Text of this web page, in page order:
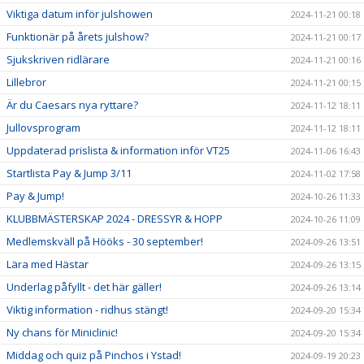
Viktiga datum inför julshowen 2024-11-21 00:18
Funktionär på årets julshow? 2024-11-21 00:17
Sjukskriven ridlärare 2024-11-21 00:16
Lillebror 2024-11-21 00:15
Är du Caesars nya ryttare? 2024-11-12 18:11
Jullovsprogram 2024-11-12 18:11
Uppdaterad prislista & information inför VT25 2024-11-06 16:43
Startlista Pay & Jump 3/11 2024-11-02 17:58
Pay & Jump! 2024-10-26 11:33
KLUBBMÄSTERSKAP 2024 - DRESSYR & HOPP 2024-10-26 11:09
Medlemskväll på Hööks - 30 september! 2024-09-26 13:51
Lära med Hästar 2024-09-26 13:15
Underlag påfyllt - det här gäller! 2024-09-26 13:14
Viktig information - ridhus stängt! 2024-09-20 15:34
Ny chans för Miniclinic! 2024-09-20 15:34
Middag och quiz på Pinchos i Ystad! 2024-09-19 20:23